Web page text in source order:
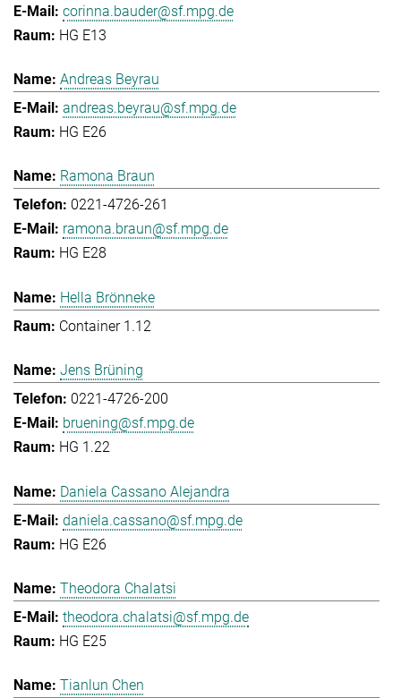
corinna.bauder@sf.mpg.de
HG E13
Andreas Beyrau
andreas.beyrau@sf.mpg.de
HG E26
Ramona Braun
0221-4726-261
ramona.braun@sf.mpg.de
HG E28
Hella Brönneke
Container 1.12
Jens Brüning
0221-4726-200
bruening@sf.mpg.de
HG 1.22
Daniela Cassano Alejandra
daniela.cassano@sf.mpg.de
HG E26
Theodora Chalatsi
theodora.chalatsi@sf.mpg.de
HG E25
Tianlun Chen